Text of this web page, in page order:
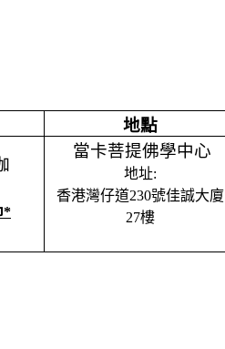
地點
*
當卡菩提佛學中心
地址:
香港灣仔道230號佳誠大廈
27樓